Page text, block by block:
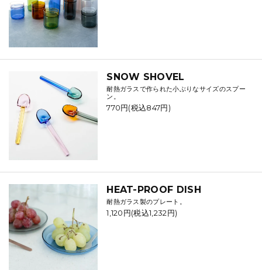
SNOW SHOVEL
耐熱ガラスで作られた小ぶりなサイズのスプー
ン。
770円(税込847円)
HEAT-PROOF DISH
耐熱ガラス製のプレート。
1,120円(税込1,232円)